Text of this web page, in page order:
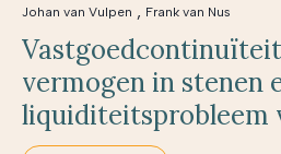
Johan van Vulpen , Frank van Nus
vermogen in stenen
liquiditeitsprobleem